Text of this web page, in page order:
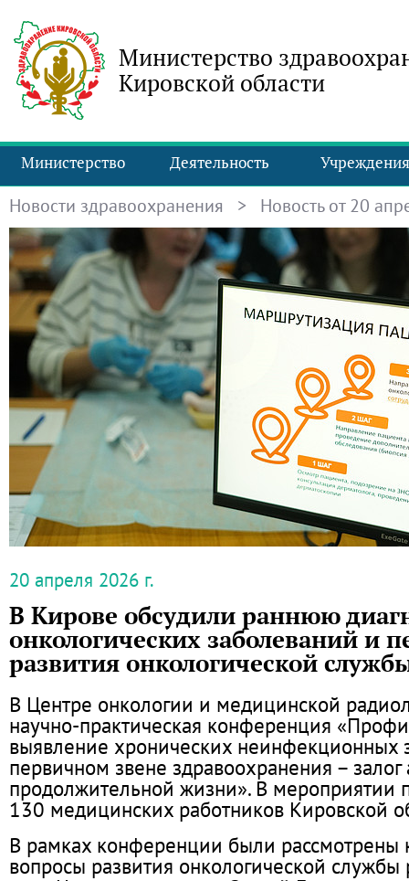
Министерство
Кировской области
Министерство Деятельность Учреждения
Новости здравоохранения > Новость от 20
20 апреля 2026 г.
В Кирове обсудили раннюю
онкологических заболеваний и
развития онкологической
В Центре онкологии и медицинской
научно-практическая конференция
выявление хронических неинфекционных
первичном звене здравоохранения – залог
продолжительной жизни». В мероприятии
130 медицинских работников Кировской
В рамках конференции были
вопросы развития онкологической службы